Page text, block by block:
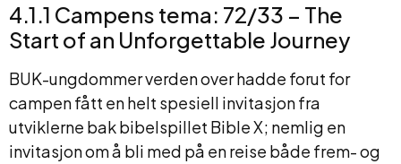
4.1.1 Campens tema: 72/33 – The
Start of an Unforgettable Journey
BUK-ungdommer verden over hadde forut for
campen fått en helt spesiell invitasjon fra
utviklerne bak bibelspillet Bible X; nemlig en
invitasjon om å bli med på en reise både frem- og